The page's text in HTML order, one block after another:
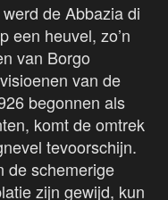
de Abbazia di
een heuvel, zo’n
van Borgo
van de
begonnen als
komt de omtrek
tevoorschijn.
de schemerige
zijn gewijd, kun